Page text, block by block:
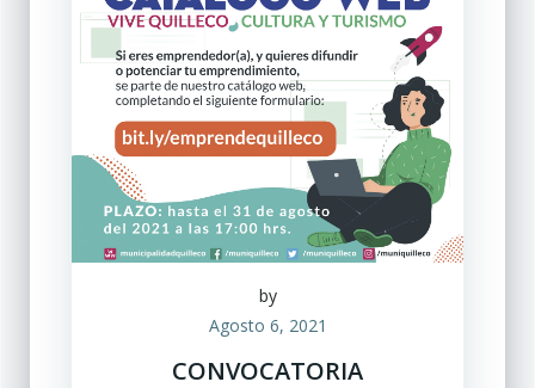
by
Agosto 6, 2021
CONVOCATORIA